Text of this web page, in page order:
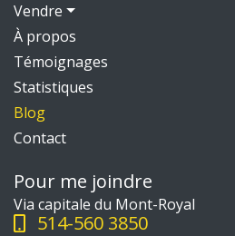
Vendre
À propos
Témoignages
Statistiques
Blog
Contact
Pour me joindre
Via capitale du Mont-Royal
514-560 3850